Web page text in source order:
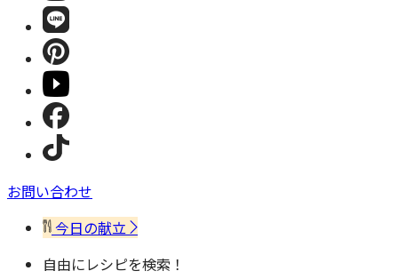
お問い合わせ
今日の献立
自由にレシピを検索！